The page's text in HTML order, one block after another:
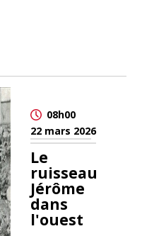
08h00
22 mars 2026
Le
ruisseau
Jérôme
dans
l'ouest